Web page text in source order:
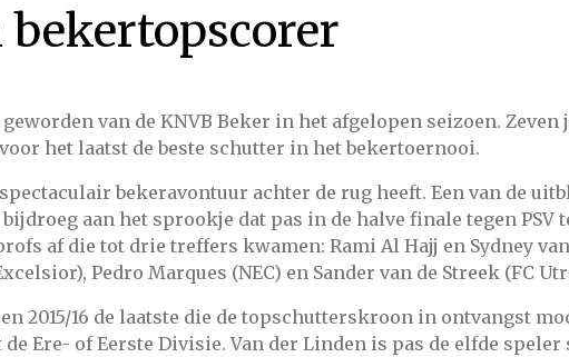
van de KNVB Beker in het afgelopen seizoen. Zeven
het laatst de beste schutter in het bekertoernooi.
bekeravontuur achter de rug heeft. Een van de
aan het sprookje dat pas in de halve finale tegen PSV
af die tot drie treffers kwamen: Rami Al Hajj en Sydney van
Pedro Marques (NEC) en Sander van de Streek (FC
2015/16 de laatste die de topschutterskroon in ontvangst
Ere- of Eerste Divisie. Van der Linden is pas de elfde speler